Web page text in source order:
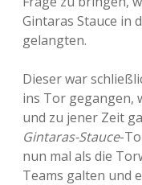
Gintaras Stauce in
gelangten.
Dieser war
ins Tor gegangen,
und zu jener Zeit
Gintaras-Stauce-
nun mal als die
Teams galten und